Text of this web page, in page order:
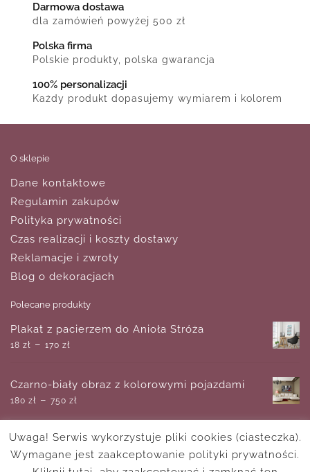
Darmowa dostawa
dla zamówień powyżej 500 zł
Polska firma
Polskie produkty, polska gwarancja
100% personalizacji
Każdy produkt dopasujemy wymiarem i kolorem
O sklepie
Dane kontaktowe
Regulamin zakupów
Polityka prywatności
Czas realizacji i koszty dostawy
Reklamacje i zwroty
Blog o dekoracjach
Polecane produkty
Plakat z pacierzem do Anioła Stróża
18 zł – 170 zł
Czarno-biały obraz z kolorowymi pojazdami
180 zł – 750 zł
Przestrzenne logo z minimalistycznym wzorem
do biura rachunkowego
Uwaga! Serwis wykorzystuje pliki cookies (ciasteczka).
Wymagane jest zaakceptowanie polityki prywatności.